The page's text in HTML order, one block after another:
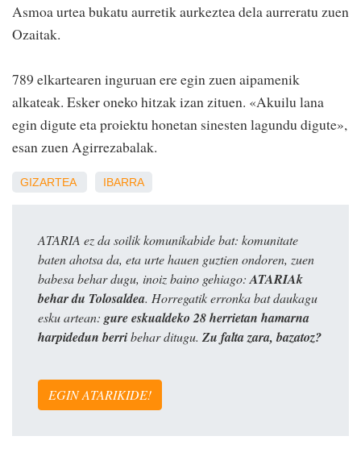
Asmoa urtea bukatu aurretik aurkeztea dela aurreratu zuen
Ozaitak.
789 elkartearen inguruan ere egin zuen aipamenik
alkateak. Esker oneko hitzak izan zituen. «Akuilu lana
egin digute eta proiektu honetan sinesten lagundu digute»,
esan zuen Agirrezabalak.
GIZARTEA IBARRA
ATARIA ez da soilik komunikabide bat: komunitate
baten ahotsa da, eta urte hauen guztien ondoren, zuen
babesa behar dugu, inoiz baino gehiago: ATARIAk
behar du Tolosaldea. Horregatik erronka bat daukagu
esku artean: gure eskualdeko 28 herrietan hamarna
harpidedun berribehar ditugu. Zu falta zara, bazatoz?
EGIN ATARIKIDE!